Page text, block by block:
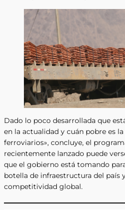
Dado lo poco desarrollada que
en la actualidad y cuán pobre es
ferroviarios», concluye, el
recientemente lanzado puede
que el gobierno está tomando
botella de infraestructura del país
competitividad global.